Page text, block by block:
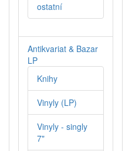
ostatní
Antikvariat & Bazar
LP
Knihy
Vinyly (LP)
Vinyly - singly
7"